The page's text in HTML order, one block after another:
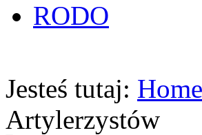
RODO
Jesteś tutaj: Home
Artylerzystów